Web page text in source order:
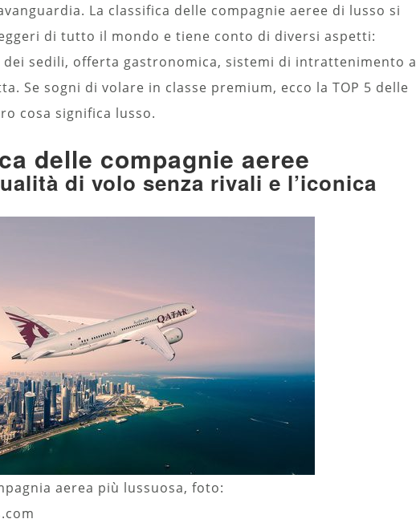
La classifica delle compagnie aeree di lusso si
di tutto il mondo e tiene conto di diversi aspetti:
sedili, offerta gastronomica, sistemi di intrattenimento a
Se sogni di volare in classe premium, ecco la TOP 5 delle
cosa significa lusso.
delle compagnie aeree
di volo senza rivali e l’iconica
aerea più lussuosa, foto: